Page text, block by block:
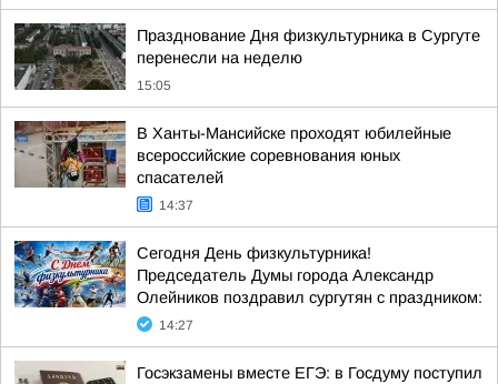
Празднование Дня физкультурника в Сургуте
перенесли на неделю
15:05
В Ханты-Мансийске проходят юбилейные
всероссийские соревнования юных
спасателей
14:37
Сегодня День физкультурника!
Председатель Думы города Александр
Олейников поздравил сургутян с праздником:
14:27
Госэкзамены вместе ЕГЭ: в Госдуму поступил